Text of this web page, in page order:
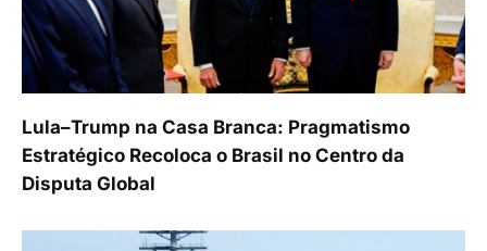
Lula–Trump na Casa Branca: Pragmatismo
Estratégico Recoloca o Brasil no Centro da
Disputa Global